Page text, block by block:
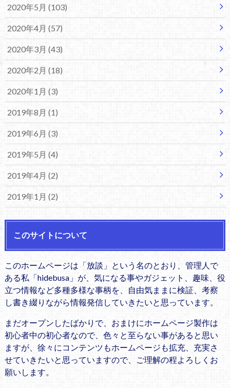
2020年5月 (103)
2020年4月 (57)
2020年3月 (43)
2020年2月 (18)
2020年1月 (3)
2019年8月 (1)
2019年6月 (3)
2019年5月 (4)
2019年4月 (2)
2019年1月 (2)
このサイトについて
このホームページは「放談」という名のとおり、管理人で
ある私「hidebusa」が、気になる事やガジェット、趣味、役
立つ情報など多種多様な事柄を、自由気ままに検証、考察
し書き綴りながら情報発信していきたいと思っています。
まだオープンしたばかりで、おまけにホームページ製作は
初心者中の初心者なので、色々と至らない事があると思い
ますが、徐々にコンテンツもホームページも拡充、充実さ
せていきたいと思っていますので、ご理解の程よろしくお
願いします。